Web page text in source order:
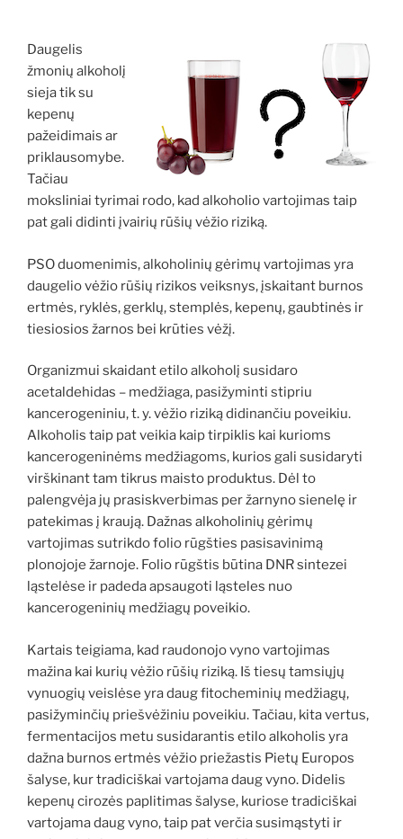
Daugelis
žmonių alkoholį
sieja tik su
kepenų
pažeidimais ar
priklausomybe.
Tačiau
moksliniai tyrimai rodo, kad alkoholio vartojimas taip
pat gali didinti įvairių rūšių vėžio riziką.
PSO duomenimis, alkoholinių gėrimų vartojimas yra
daugelio vėžio rūšių rizikos veiksnys, įskaitant burnos
ertmės, ryklės, gerklų, stemplės, kepenų, gaubtinės ir
tiesiosios žarnos bei krūties vėžį.
Organizmui skaidant etilo alkoholį susidaro
acetaldehidas – medžiaga, pasižyminti stipriu
kancerogeniniu, t. y. vėžio riziką didinančiu poveikiu.
Alkoholis taip pat veikia kaip tirpiklis kai kurioms
kancerogeninėms medžiagoms, kurios gali susidaryti
virškinant tam tikrus maisto produktus. Dėl to
palengvėja jų prasiskverbimas per žarnyno sienelę ir
patekimas į kraują. Dažnas alkoholinių gėrimų
vartojimas sutrikdo folio rūgšties pasisavinimą
plonojoje žarnoje. Folio rūgštis būtina DNR sintezei
ląstelėse ir padeda apsaugoti ląsteles nuo
kancerogeninių medžiagų poveikio.
Kartais teigiama, kad raudonojo vyno vartojimas
mažina kai kurių vėžio rūšių riziką. Iš tiesų tamsiųjų
vynuogių veislėse yra daug fitocheminių medžiagų,
pasižyminčių priešvėžiniu poveikiu. Tačiau, kita vertus,
fermentacijos metu susidarantis etilo alkoholis yra
dažna burnos ertmės vėžio priežastis Pietų Europos
šalyse, kur tradiciškai vartojama daug vyno. Didelis
kepenų cirozės paplitimas šalyse, kuriose tradiciškai
vartojama daug vyno, taip pat verčia susimąstyti ir